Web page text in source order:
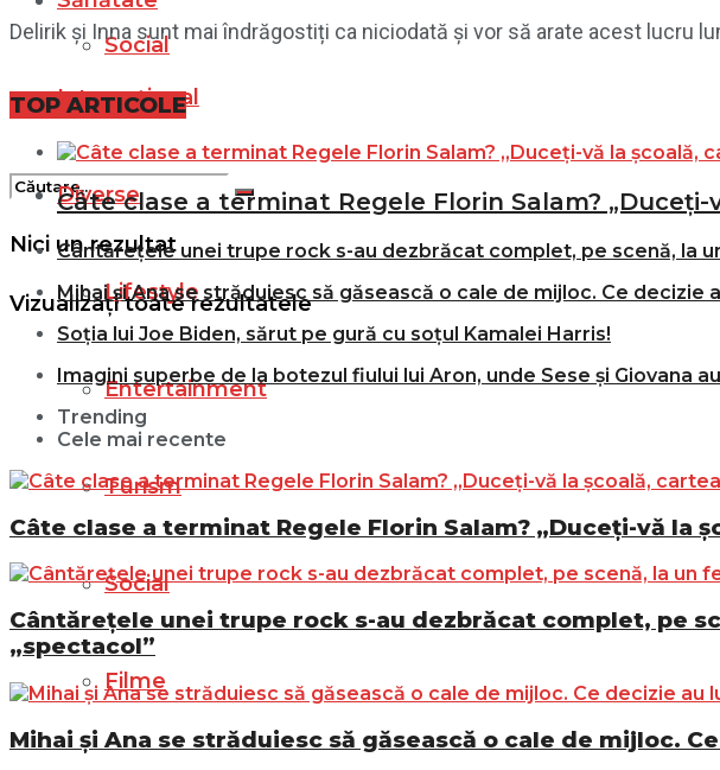
Social
Filme
Nici un rezultat
Vizualizați toate rezultatele
Internațional
Diverse
Lifestyle
Entertainment
Turism
Social
Filme
Delirik și Inna sunt mai îndrăgostiți ca niciodată și vor să arate acest lucru
TOP ARTICOLE
Câte clase a terminat Regele Florin Salam? „Duceți-
Cântărețele unei trupe rock s-au dezbrăcat complet, pe scenă, la
Mihai și Ana se străduiesc să găsească o cale de mijloc. Ce decizie
Soția lui Joe Biden, sărut pe gură cu soțul Kamalei Harris!
Imagini superbe de la botezul fiului lui Aron, unde Sese și Giovana
Trending
Cele mai recente
Câte clase a terminat Regele Florin Salam? „Duceți-vă la
Cântărețele unei trupe rock s-au dezbrăcat complet, pe
„spectacol”
Mihai și Ana se străduiesc să găsească o cale de mijloc.